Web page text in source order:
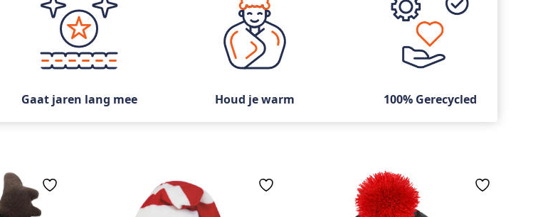
Gaat jaren lang mee Houd je warm 100% Gerecycled